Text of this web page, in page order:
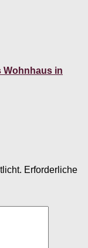
Wohnhaus in
Erforderliche